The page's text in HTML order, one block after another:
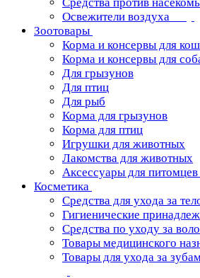
Освежители воздуха
Зоотовары
Корма и консервы для
Корма и консервы для
Для грызунов
Для птиц
Для рыб
Корма для грызунов
Корма для птиц
Игрушки для животных
Лакомства для животных
Аксессуары для питомцев
Косметика
Средства для ухода за
Гигиенические
Средства по уходу за
Товары медицинского
Товары для ухода за